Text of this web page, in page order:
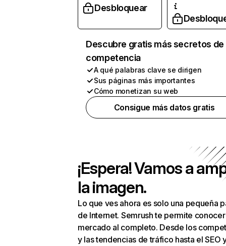
Desbloquear
Descubre gratis más secretos de
competencia
A qué palabras clave se dirigen
Sus páginas más importantes
Cómo monetizan su web
Consigue más datos gratis
¡Espera! Vamos a
la imagen.
Lo que ves ahora es solo una pequeña
de Internet. Semrush te permite
mercado al completo. Desde los
y las tendencias de tráfico hasta el SEO